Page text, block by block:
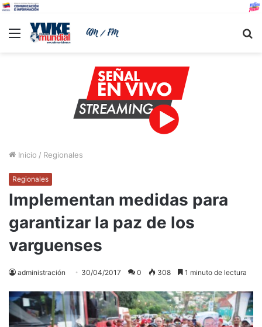
Menu
Inicio / Regionales
Regionales
Implementan medidas para
garantizar la paz de los
varguenses
administración 30/04/2017 0 308 1 minuto de lectura